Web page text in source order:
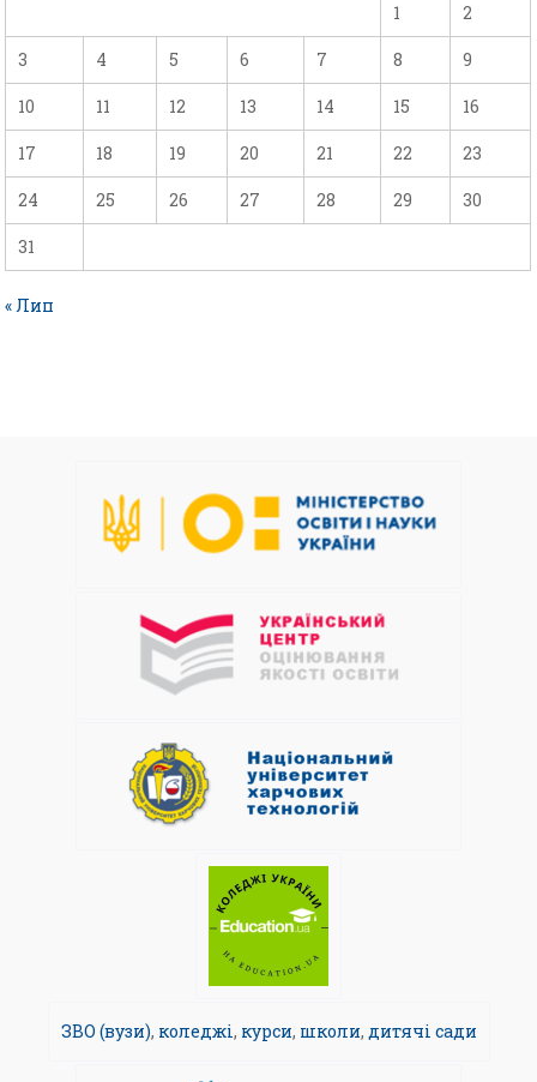
1 2
3 4 5 6 7 8 9
10 11 12 13 14 15 16
17 18 19 20 21 22 23
24 25 26 27 28 29 30
31
« Лип
ЗВО (вузи), коледжі, курси, школи, дитячі сади